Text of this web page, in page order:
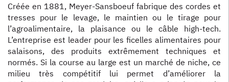
Créée en 1881, Meyer-Sansboeuf fabrique des cordes et
tresses pour le levage, le maintien ou le tirage pour
l’agroalimentaire, la plaisance ou le câble high-tech.
L’entreprise est leader pour les ficelles alimentaires pour
salaisons, des produits extrêmement techniques et
normés. Si la course au large est un marché de niche, ce
milieu très compétitif lui permet d’améliorer la